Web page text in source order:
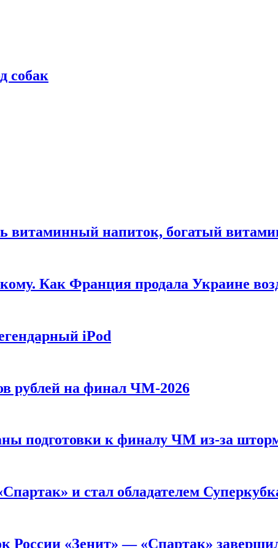
собак
напиток, богатый
Как Франция продала Украине
iPod
рублей на финал ЧМ-2026
подготовки к финалу ЧМ из-за
и стал обладателем
России «Зенит» — «Спартак»